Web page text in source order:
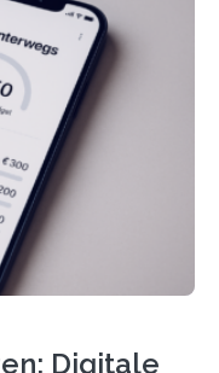
im Juni oder
Faktor, um
leisten zu
noch nicht
in der
Digitale